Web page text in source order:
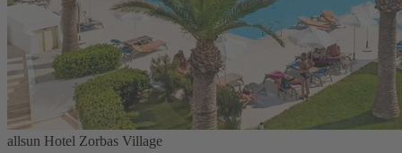
allsun Hotel Zorbas Village